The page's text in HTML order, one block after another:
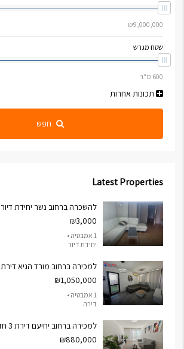
שטח מגרש
תכונות אחרות
חפש
Latest Properties
להשכרה ברחוב נשר יחידת דיור 2 חדרים
₪3,000
1 אמבטיה •
יחידת דיור
למכירה ברחוב מורד הגיא דירת 3.5 חדרים
₪1,050,000
1 אמבטיה •
דירה
למכירה ברחוב יחיעם דירת 3 חדרים
₪880,000